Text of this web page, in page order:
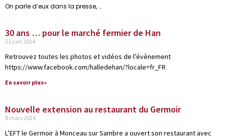
On parle d’eux dans la presse, …
30 ans … pour le marché fermier de Han
21 juin 2024
Retrouvez toutes les photos et vidéos de l’évènement
https://www.facebook.com/halledehan/?locale=fr_FR
En savoir plus»
Nouvelle extension au restaurant du Germoir
8 mars 2024
L’EFT le Germoir à Monceau sur Sambre a ouvert son restaurant avec